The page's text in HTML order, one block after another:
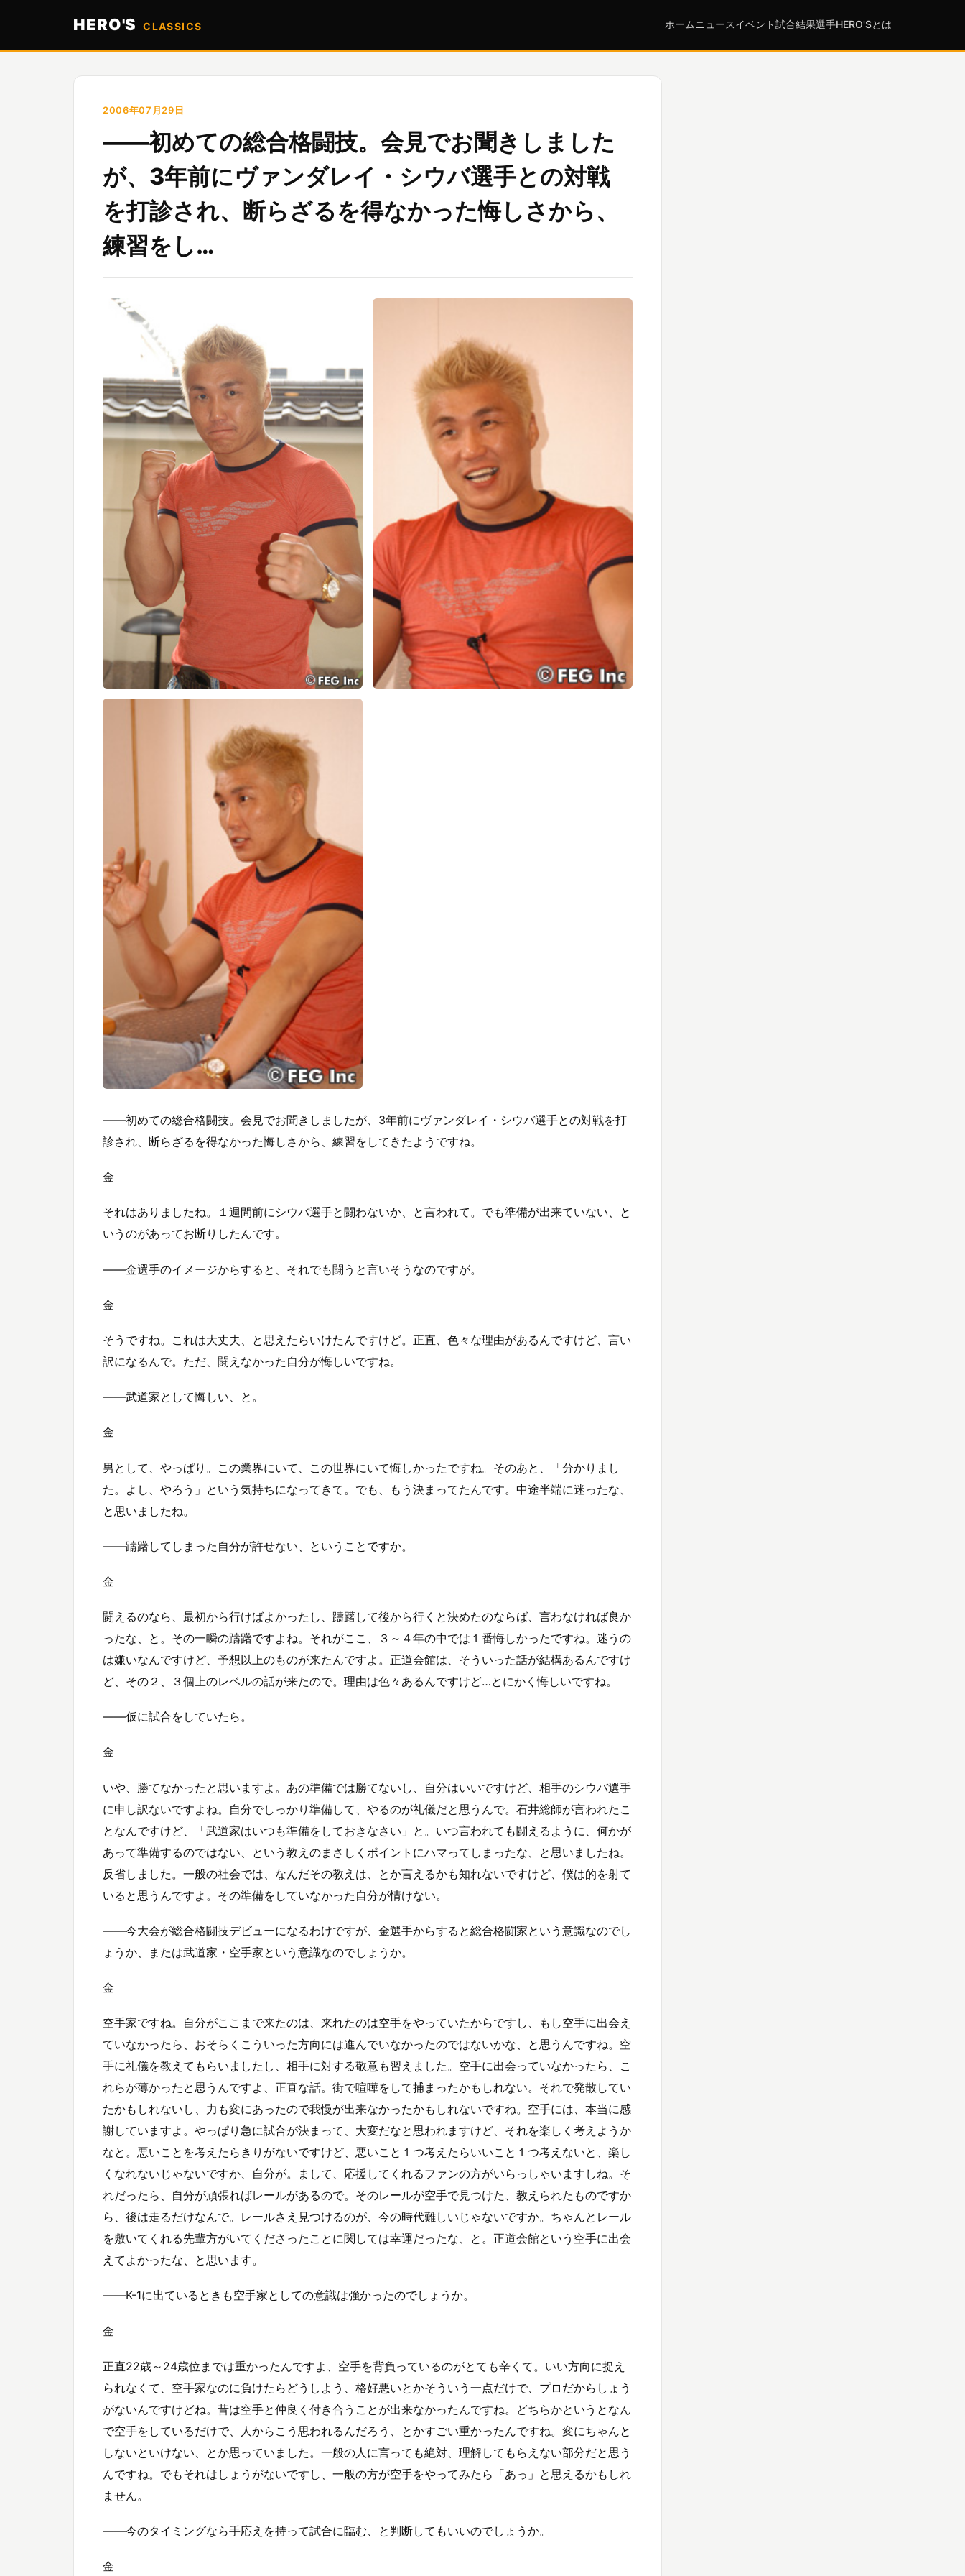
HERO'S CLASSICS ホーム ニュースイベント試合結果選手HERO'Sとは
2006年07月29日
――初めての総合格闘技。会見でお聞きしました
が、3年前にヴァンダレイ・シウバ選手との対戦
を打診され、断らざるを得なかった悔しさから、
練習をし…
――初めての総合格闘技。会見でお聞きしましたが、3年前にヴァンダレイ・シウバ選手との対戦を打
診され、断らざるを得なかった悔しさから、練習をしてきたようですね。
金
それはありましたね。１週間前にシウバ選手と闘わないか、と言われて。でも準備が出来ていない、と
いうのがあってお断りしたんです。
――金選手のイメージからすると、それでも闘うと言いそうなのですが。
金
そうですね。これは大丈夫、と思えたらいけたんですけど。正直、色々な理由があるんですけど、言い
訳になるんで。ただ、闘えなかった自分が悔しいですね。
――武道家として悔しい、と。
金
男として、やっぱり。この業界にいて、この世界にいて悔しかったですね。そのあと、「分かりまし
た。よし、やろう」という気持ちになってきて。でも、もう決まってたんです。中途半端に迷ったな、
と思いましたね。
――躊躇してしまった自分が許せない、ということですか。
金
闘えるのなら、最初から行けばよかったし、躊躇して後から行くと決めたのならば、言わなければ良か
ったな、と。その一瞬の躊躇ですよね。それがここ、３～４年の中では１番悔しかったですね。迷うの
は嫌いなんですけど、予想以上のものが来たんですよ。正道会館は、そういった話が結構あるんですけ
ど、その２、３個上のレベルの話が来たので。理由は色々あるんですけど…とにかく悔しいですね。
――仮に試合をしていたら。
金
いや、勝てなかったと思いますよ。あの準備では勝てないし、自分はいいですけど、相手のシウバ選手
に申し訳ないですよね。自分でしっかり準備して、やるのが礼儀だと思うんで。石井総師が言われたこ
となんですけど、「武道家はいつも準備をしておきなさい」と。いつ言われても闘えるように、何かが
あって準備するのではない、という教えのまさしくポイントにハマってしまったな、と思いましたね。
反省しました。一般の社会では、なんだその教えは、とか言えるかも知れないですけど、僕は的を射て
いると思うんですよ。その準備をしていなかった自分が情けない。
――今大会が総合格闘技デビューになるわけですが、金選手からすると総合格闘家という意識なのでし
ょうか、または武道家・空手家という意識なのでしょうか。
金
空手家ですね。自分がここまで来たのは、来れたのは空手をやっていたからですし、もし空手に出会え
ていなかったら、おそらくこういった方向には進んでいなかったのではないかな、と思うんですね。空
手に礼儀を教えてもらいましたし、相手に対する敬意も習えました。空手に出会っていなかったら、こ
れらが薄かったと思うんですよ、正直な話。街で喧嘩をして捕まったかもしれない。それで発散してい
たかもしれないし、力も変にあったので我慢が出来なかったかもしれないですね。空手には、本当に感
謝していますよ。やっぱり急に試合が決まって、大変だなと思われますけど、それを楽しく考えようか
なと。悪いことを考えたらきりがないですけど、悪いこと１つ考えたらいいこと１つ考えないと、楽し
くなれないじゃないですか、自分が。まして、応援してくれるファンの方がいらっしゃいますしね。そ
れだったら、自分が頑張ればレールがあるので。そのレールが空手で見つけた、教えられたものですか
ら、後は走るだけなんで。レールさえ見つけるのが、今の時代難しいじゃないですか。ちゃんとレール
を敷いてくれる先輩方がいてくださったことに関しては幸運だったな、と。正道会館という空手に出会
えてよかったな、と思います。
――K-1に出ているときも空手家としての意識は強かったのでしょうか。
金
正直22歳～24歳位までは重かったんですよ、空手を背負っているのがとても辛くて。いい方向に捉え
られなくて、空手家なのに負けたらどうしよう、格好悪いとかそういう一点だけで、プロだからしょう
がないんですけどね。昔は空手と仲良く付き合うことが出来なかったんですね。どちらかというとなん
で空手をしているだけで、人からこう思われるんだろう、とかすごい重かったんですね。変にちゃんと
しないといけない、とか思っていました。一般の人に言っても絶対、理解してもらえない部分だと思う
んですね。でもそれはしょうがないですし、一般の方が空手をやってみたら「あっ」と思えるかもしれ
ません。
――今のタイミングなら手応えを持って試合に臨む、と判断してもいいのでしょうか。
金